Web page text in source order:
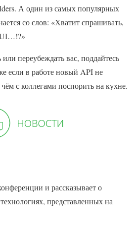
А один из самых популярных
со слов: «Хватит спрашивать,
переубеждать вас, поддайтесь
если в работе новый API не
с коллегами поспорить на кухне.
и рассказывает о
представленных на